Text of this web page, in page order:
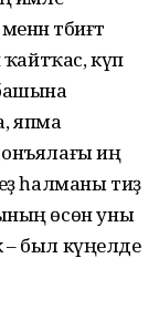
тәбиғәт
ҡайтҡас, күп
япма
донъялағы иң
һалманы тиҙ
өсөн уны
– был күңелде